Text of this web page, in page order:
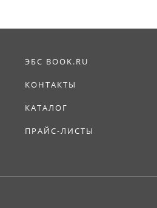
ЭБС BOOK.RU
КОНТАКТЫ
КАТАЛОГ
ПРАЙС-ЛИСТЫ